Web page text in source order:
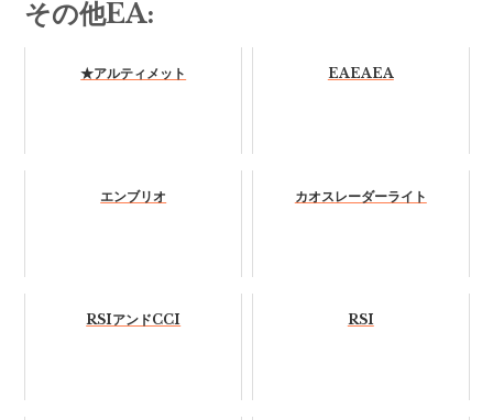
その他EA:
★アルティメット EAEAEA
エンブリオ カオスレーダーライト
RSIアンドCCI RSI